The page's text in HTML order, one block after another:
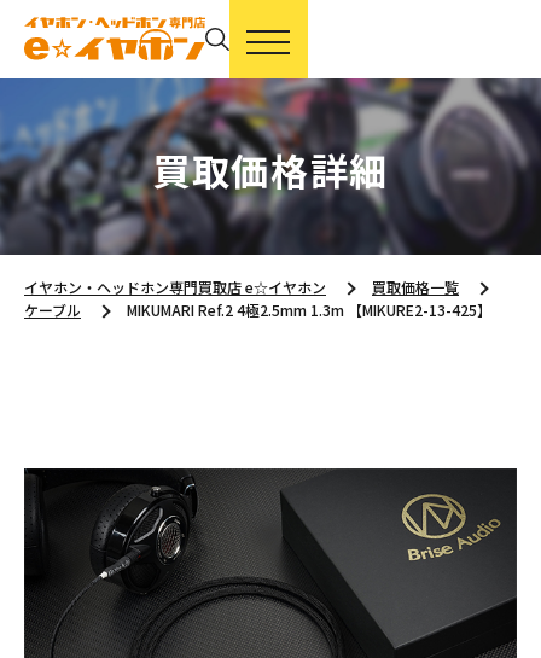
買取価格詳細
イヤホン・ヘッドホン専門買取店 e☆イヤホン
買取価格一覧
ケーブル
MIKUMARI Ref.2 4極2.5mm 1.3m 【MIKURE2-13-425】